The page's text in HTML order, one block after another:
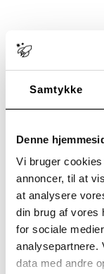
Samtykke
Denne
Vi bruger
annoncer, til at
at analysere
din brug af vores
for sociale
analysepartnere.
data med andre